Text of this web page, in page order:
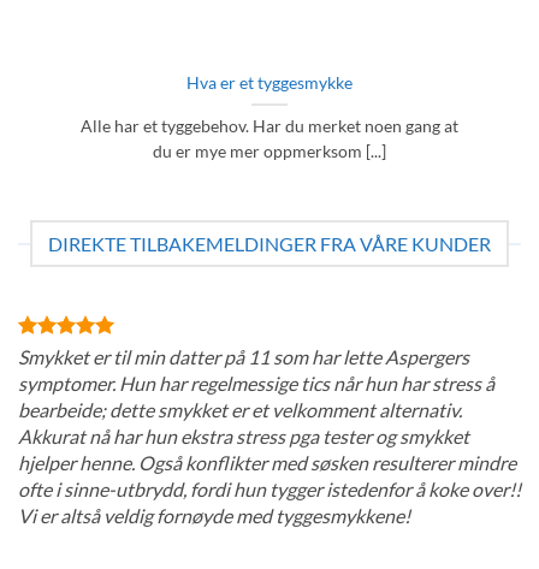
Hva er et tyggesmykke
Alle har et tyggebehov. Har du merket noen gang at
du er mye mer oppmerksom [...]
DIREKTE TILBAKEMELDINGER FRA VÅRE KUNDER
Smykket er til min datter på 11 som har lette Aspergers
symptomer. Hun har regelmessige tics når hun har stress å
bearbeide; dette smykket er et velkomment alternativ.
Akkurat nå har hun ekstra stress pga tester og smykket
hjelper henne. Også konflikter med søsken resulterer mindre
ofte i sinne-utbrydd, fordi hun tygger istedenfor å koke over!!
Vi er altså veldig fornøyde med tyggesmykkene!